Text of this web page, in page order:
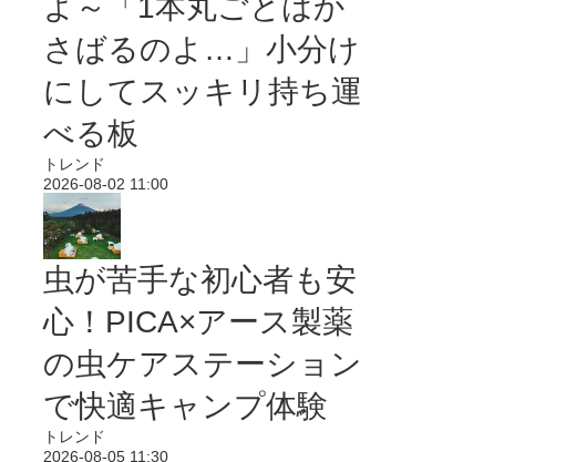
よ～「1本丸ごとはか
さばるのよ…」小分け
にしてスッキリ持ち運
べる板
トレンド
2026-08-02 11:00
虫が苦手な初心者も安
心！PICA×アース製薬
の虫ケアステーション
で快適キャンプ体験
トレンド
2026-08-05 11:30